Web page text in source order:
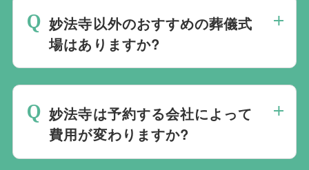
まで、すべて一貫してお手伝いいたしま
す。
います。また、1都3県1220式場と提携し
ておりますので、葬儀を検討している地域
周辺の式場を無料でご案内することも可能
です。自社会館を持たないことで無理に自
社会館を勧めることなく柔軟にご提案がで
きます。
妙法寺以外のおすすめの葬儀式
場はありますか?
すすめの式場をご紹介させていただきま
す。また、式場でご葬儀気を行うのが一般
的ですが、どこで葬儀を行うかは多様化し
妙法寺は予約する会社によって
費用が変わりますか?